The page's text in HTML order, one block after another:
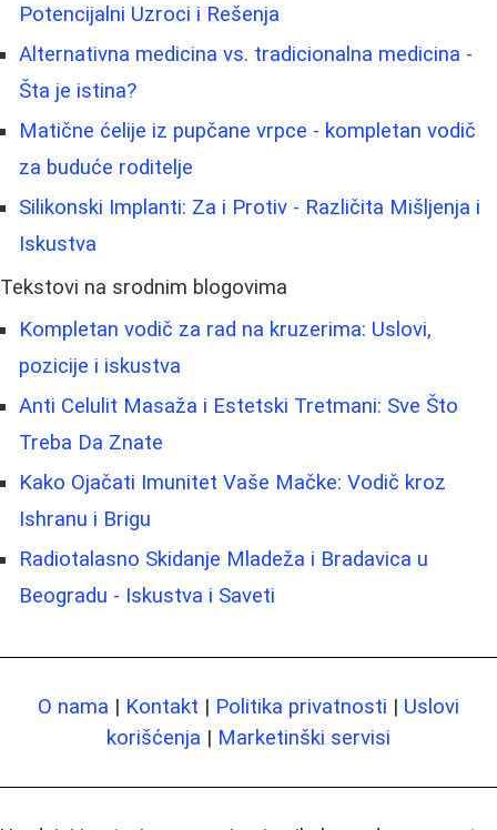
Potencijalni Uzroci i Rešenja
Alternativna medicina vs. tradicionalna medicina -
Šta je istina?
Matične ćelije iz pupčane vrpce - kompletan vodič
za buduće roditelje
Silikonski Implanti: Za i Protiv - Različita Mišljenja i
Iskustva
Tekstovi na srodnim blogovima
Kompletan vodič za rad na kruzerima: Uslovi,
pozicije i iskustva
Anti Celulit Masaža i Estetski Tretmani: Sve Što
Treba Da Znate
Kako Ojačati Imunitet Vaše Mačke: Vodič kroz
Ishranu i Brigu
Radiotalasno Skidanje Mladeža i Bradavica u
Beogradu - Iskustva i Saveti
O nama | Kontakt | Politika privatnosti | Uslovi
korišćenja | Marketinški servisi